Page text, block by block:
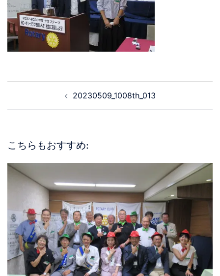
20230509_1008th_013
こちらもおすすめ: